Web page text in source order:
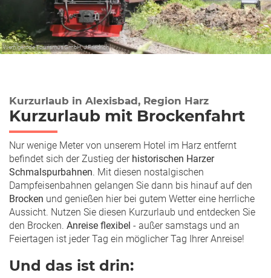
Wernigerode Tourismus GmbH, J.Friedrich
Kurzurlaub in Alexisbad, Region Harz
Kurzurlaub mit Brockenfahrt
Nur wenige Meter von unserem Hotel im Harz entfernt
befindet sich der Zustieg der historischen Harzer
Schmalspurbahnen. Mit diesen nostalgischen
Dampfeisenbahnen gelangen Sie dann bis hinauf auf den
Brocken und genießen hier bei gutem Wetter eine herrliche
Aussicht. Nutzen Sie diesen Kurzurlaub und entdecken Sie
den Brocken. Anreise flexibel - außer samstags und an
Feiertagen ist jeder Tag ein möglicher Tag Ihrer Anreise!
Und das ist drin: